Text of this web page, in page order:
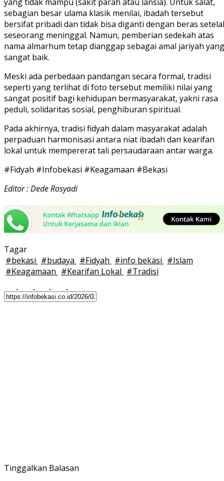
sebagian besar ulama klasik menilai, ibadah tersebut
bersifat pribadi dan tidak bisa diganti dengan beras
seseorang meninggal. Namun, pemberian sedekah atas
nama almarhum tetap dianggap sebagai amal jariyah yang
sangat baik.
Meski ada perbedaan pandangan secara formal, tradisi
seperti yang terlihat di foto tersebut memiliki nilai yang
sangat positif bagi kehidupan bermasyarakat, yakni rasa
peduli, solidaritas sosial, penghiburan spiritual.
Pada akhirnya, tradisi fidyah dalam masyarakat adalah
perpaduan harmonisasi antara niat ibadah dan kearifan
lokal untuk mempererat tali persaudaraan antar warga.
#Fidyah #Infobekasi #Keagamaan #Bekasi
Editor : Dede Rosyadi
Tagar
#bekasi #budaya #Fidyah #info bekasi #Islam
#Keagamaan #Kearifan Lokal #Tradisi
Tinggalkan Balasan